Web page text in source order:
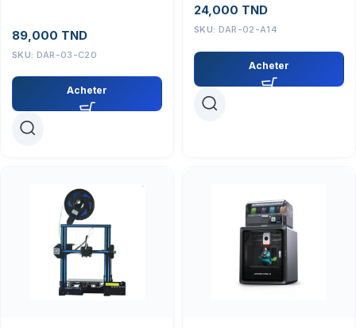
89,000 TND
SKU: DAR-03-C20
Acheter
24,000 TND
SKU: DAR-02-A14
Acheter